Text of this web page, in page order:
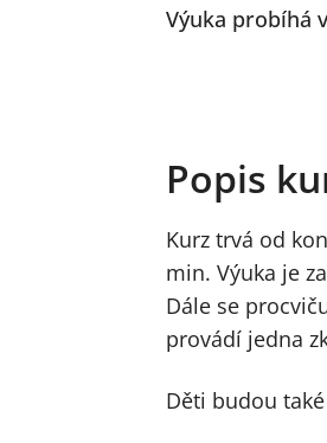
Výuka probíhá
Popis
Kurz trvá od
min. Výuka je
Dále se
provádí jedna
Děti budou